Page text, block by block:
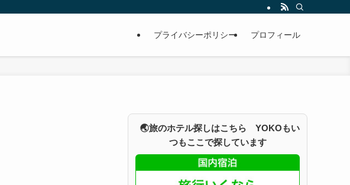
プライバシーポリシー プロフィール
🌏旅のホテル探しはこちら YOKOもい
つもここで探しています